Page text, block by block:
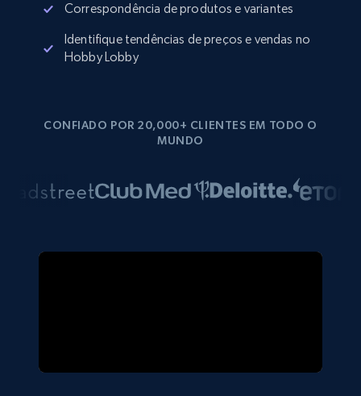
Correspondência de produtos e variantes
Identifique tendências de preços e vendas no
Hobby Lobby
CONFIADO POR 20,000+ CLIENTES EM TODO O
MUNDO